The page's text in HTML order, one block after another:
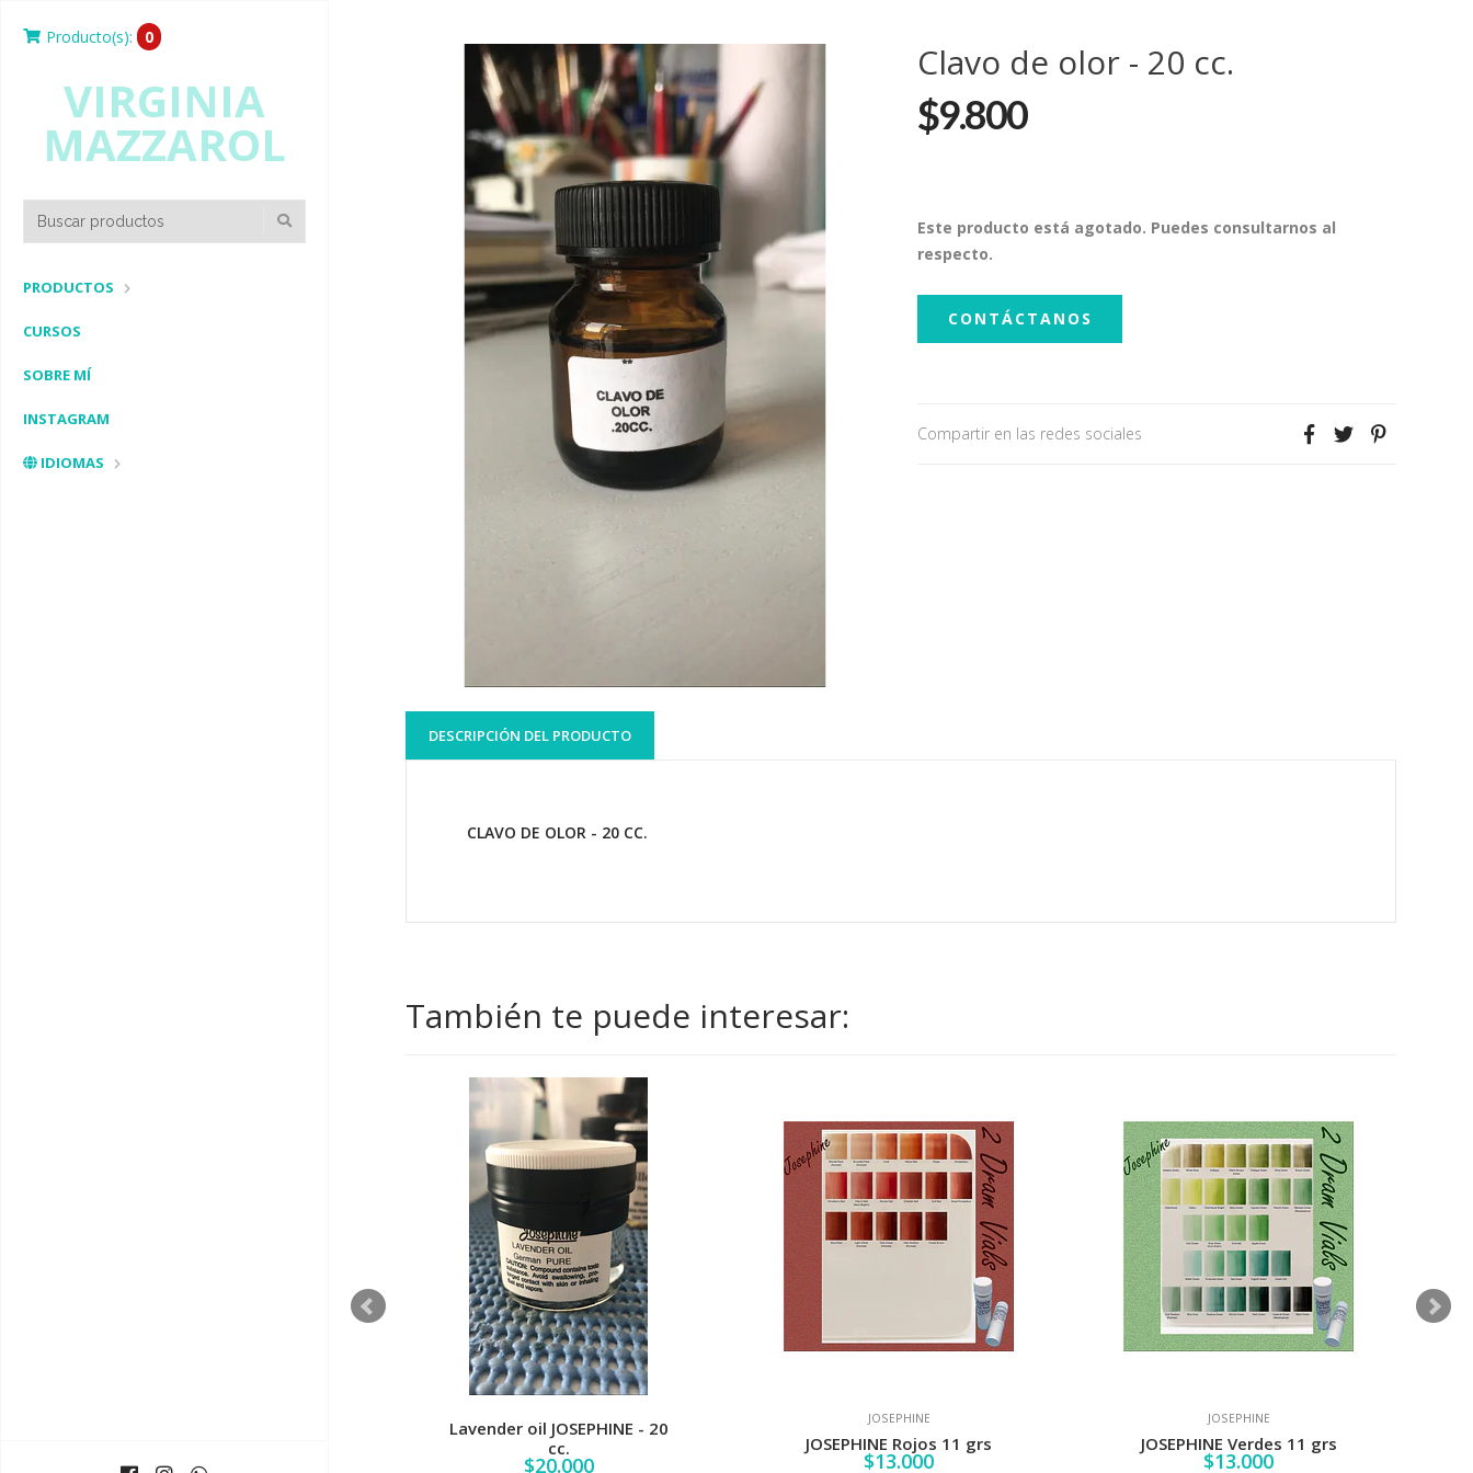
Producto(s): 0
VIRGINIA
MAZZAROL
PRODUCTOS
CURSOS
SOBRE MÍ
INSTAGRAM
IDIOMAS
Clavo de olor - 20 cc.
$9.800
Este producto está agotado. Puedes consultarnos al
respecto.
CONTÁCTANOS
Compartir en las redes sociales
DESCRIPCIÓN DEL PRODUCTO
CLAVO DE OLOR - 20 CC.
También te puede interesar:
Lavender oil JOSEPHINE - 20
cc.
$20.000
JOSEPHINE
JOSEPHINE Rojos 11 grs
$13.000
JOSEPHINE
JOSEPHINE Verdes 11 grs
$13.000